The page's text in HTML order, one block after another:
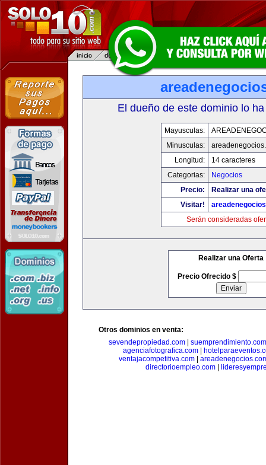
El dueño de este dominio lo
Mayusculas:
Minusculas:
Longitud:
14 caracteres
Categorias:
Negocios
Precio:
Realizar una
Visitar!
Serán consideradas
Realizar una Oferta
Precio Ofrecido $
Otros dominios en venta:
sevendepropiedad.com| suemprendimiento.com
agenciafotografica.com|
ventajacompetitiva.com
directorioempleo.com|